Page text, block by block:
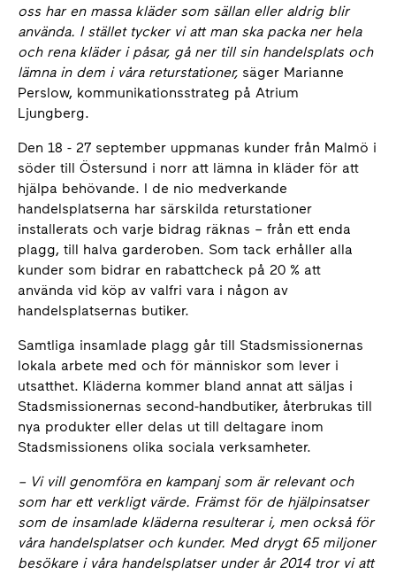
oss har en massa kläder som sällan eller aldrig blir
använda. I stället tycker vi att man ska packa ner hela
och rena kläder i påsar, gå ner till sin handelsplats och
lämna in dem i våra returstationer, säger Marianne
Perslow, kommunikationsstrateg på Atrium
Ljungberg.
Den 18 - 27 september uppmanas kunder från Malmö i
söder till Östersund i norr att lämna in kläder för att
hjälpa behövande. I de nio medverkande
handelsplatserna har särskilda returstationer
installerats och varje bidrag räknas – från ett enda
plagg, till halva garderoben. Som tack erhåller alla
kunder som bidrar en rabattcheck på 20 % att
använda vid köp av valfri vara i någon av
handelsplatsernas butiker.
Samtliga insamlade plagg går till Stadsmissionernas
lokala arbete med och för människor som lever i
utsatthet. Kläderna kommer bland annat att säljas i
Stadsmissionernas second-handbutiker, återbrukas till
nya produkter eller delas ut till deltagare inom
Stadsmissionens olika sociala verksamheter.
– Vi vill genomföra en kampanj som är relevant och
som har ett verkligt värde. Främst för de hjälpinsatser
som de insamlade kläderna resulterar i, men också för
våra handelsplatser och kunder. Med drygt 65 miljoner
besökare i våra handelsplatser under år 2014 tror vi att